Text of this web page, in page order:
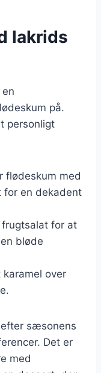
lakrids
på.
personligt
flødeskum med
for en dekadent
for at
bløde
karamel over
sæsonens
Det er
med